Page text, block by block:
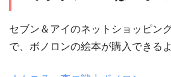
セブン＆アイのネットショッピン
で、ボノロンの絵本が購入できる